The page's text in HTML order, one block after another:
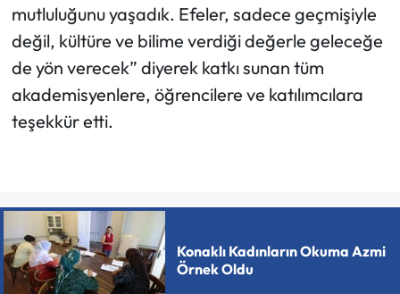
mutluluğunu yaşadık. Efeler, sadece geçmişiyle
değil, kültüre ve bilime verdiği değerle geleceğe
de yön verecek” diyerek katkı sunan tüm
akademisyenlere, öğrencilere ve katılımcılara
teşekkür etti.
Konaklı Kadınların Okuma Azmi
Örnek Oldu